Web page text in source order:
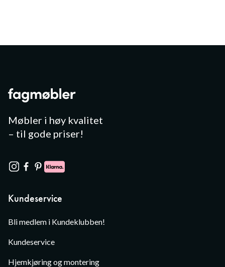
Møbler i høy kvalitet
– til gode priser!
Kundeservice
Bli medlem i Kundeklubben!
Kundeservice
Hjemkjøring og montering